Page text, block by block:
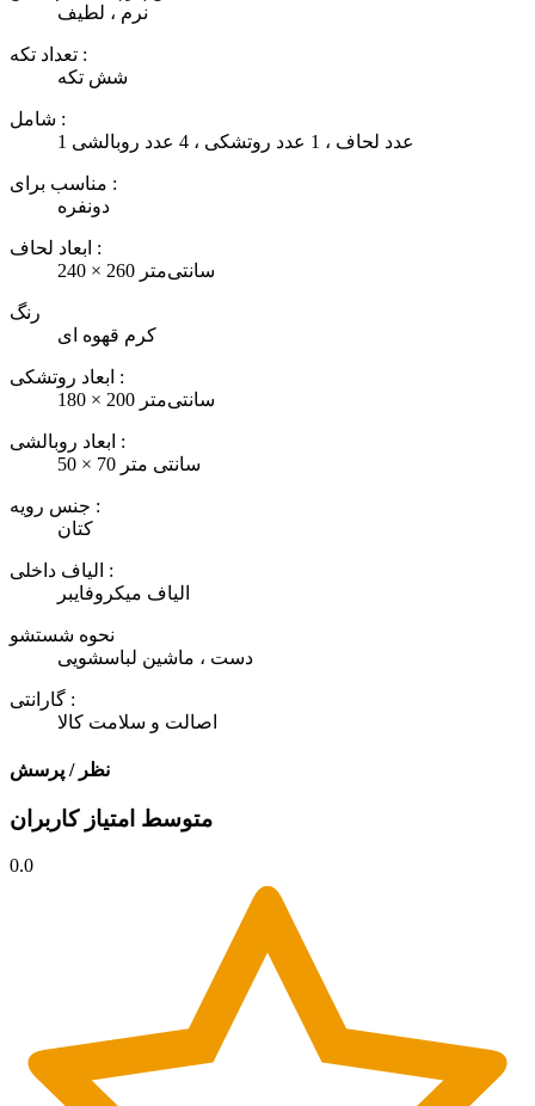
نرم ، لطیف
تعداد تکه :
شش تکه
شامل :
1 عدد لحاف ، 1 عدد روتشکی ، 4 عدد روبالشی
مناسب برای :
دونفره
ابعاد لحاف :
240 × 260 سانتی‌متر
رنگ
کرم قهوه ای
ابعاد روتشکی :
180 × 200 سانتی‌متر
ابعاد روبالشی :
50 × 70 سانتی متر
جنس رویه :
کتان
الیاف داخلی :
الیاف میکروفایبر
نحوه شستشو
دست ، ماشین لباسشویی
گارانتی :
اصالت و سلامت کالا
نظر / پرسش
متوسط امتیاز کاربران
0.0